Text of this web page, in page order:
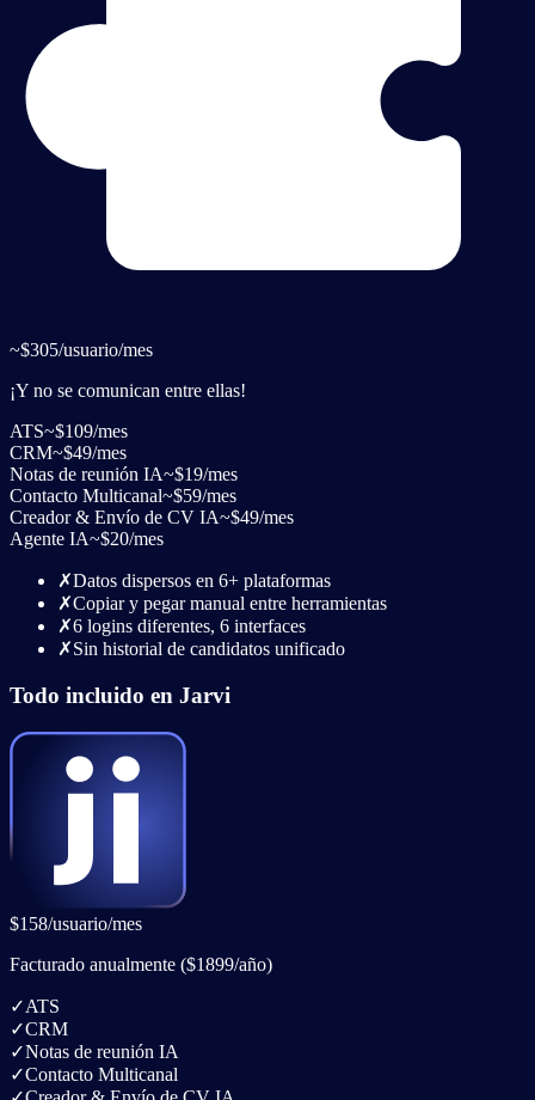
~$305/usuario/mes
¡Y no se comunican entre ellas!
ATS~$109/mes
CRM~$49/mes
Notas de reunión IA~$19/mes
Contacto Multicanal~$59/mes
Creador & Envío de CV IA~$49/mes
Agente IA~$20/mes
✗Datos dispersos en 6+ plataformas
✗Copiar y pegar manual entre herramientas
✗6 logins diferentes, 6 interfaces
✗Sin historial de candidatos unificado
Todo incluido en Jarvi
$158/usuario/mes
Facturado anualmente ($1899/año)
✓ATS
✓CRM
✓Notas de reunión IA
✓Contacto Multicanal